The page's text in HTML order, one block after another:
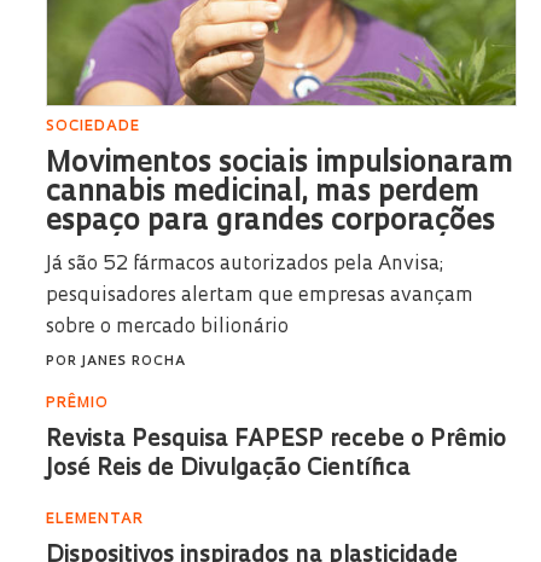
SOCIEDADE
Movimentos sociais impulsionaram
cannabis medicinal, mas perdem
espaço para grandes corporações
Já são 52 fármacos autorizados pela Anvisa;
pesquisadores alertam que empresas avançam
sobre o mercado bilionário
POR JANES ROCHA
PRÊMIO
Revista Pesquisa FAPESP recebe o Prêmio
José Reis de Divulgação Científica
ELEMENTAR
Dispositivos inspirados na plasticidade